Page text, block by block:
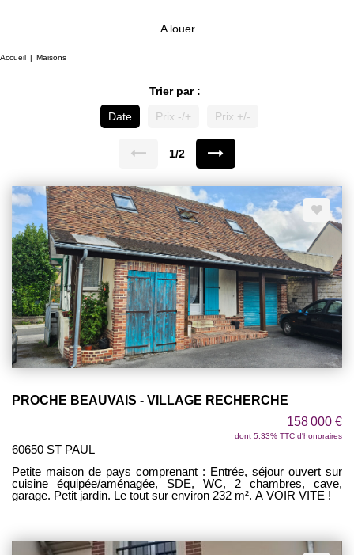
A louer
Accueil Maisons
Trier par :
Date
Prix -/+ Prix +/-
1/2
PROCHE BEAUVAIS - VILLAGE RECHERCHE
158 000 €
dont 5.33% TTC d'honoraires
60650 ST PAUL
Petite maison de pays comprenant : Entrée, séjour ouvert sur
cuisine équipée/aménagée, SDE, WC, 2 chambres, cave,
garage. Petit jardin. Le tout sur environ 232 m². A VOIR VITE !